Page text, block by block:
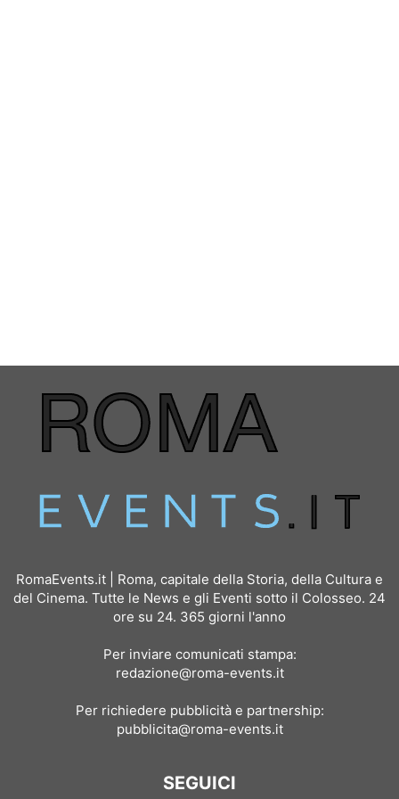
RomaEvents.it | Roma, capitale della Storia, della Cultura e
del Cinema. Tutte le News e gli Eventi sotto il Colosseo. 24
ore su 24. 365 giorni l'anno
Per inviare comunicati stampa:
redazione@roma-events.it
Per richiedere pubblicità e partnership:
pubblicita@roma-events.it
SEGUICI